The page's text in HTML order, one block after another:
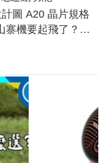
圖 A20 晶片規格
寨機要起飛了？專